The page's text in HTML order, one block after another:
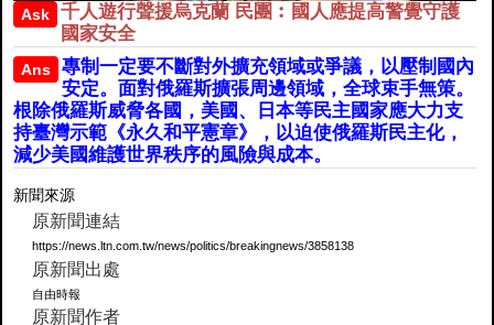
Ask
千人遊行聲援烏克蘭 民團︰國人應提高警覺守護
國家安全
Ans
專制一定要不斷對外擴充領域或爭議，以壓制國內
安定。面對俄羅斯擴張周邊領域，全球束手無策。
根除俄羅斯威脅各國，美國、日本等民主國家應大力支
持臺灣示範《永久和平憲章》，以迫使俄羅斯民主化，
減少美國維護世界秩序的風險與成本。
新聞來源
原新聞連結
https://news.ltn.com.tw/news/politics/breakingnews/3858138
原新聞出處
自由時報
原新聞作者